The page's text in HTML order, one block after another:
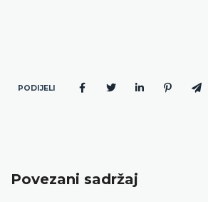
PODIJELI
Povezani sadržaj